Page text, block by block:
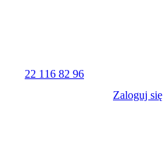
22 116 82 96
Zaloguj się